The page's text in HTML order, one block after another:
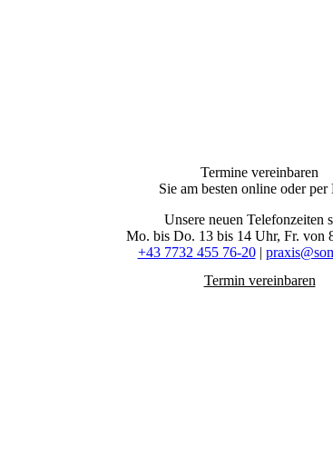
Termine vereinbaren
Sie am besten online oder per
Unsere neuen Telefonzeiten
Mo. bis Do. 13 bis 14 Uhr, Fr. von
+43 7732 455 76-20|
Termin vereinbaren